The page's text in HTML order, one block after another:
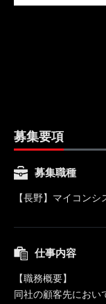
募集要項
募集職種
【長野】マイコンシ
仕事内容
【職務概要】
同社の顧客先におい